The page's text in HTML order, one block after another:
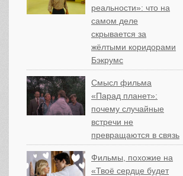
реальности»: что на
самом деле
скрывается за
жёлтыми коридорами
Бэкрумс
Смысл фильма
«Парад планет»:
почему случайные
встречи не
превращаются в связь
Фильмы, похожие на
«Твоё сердце будет